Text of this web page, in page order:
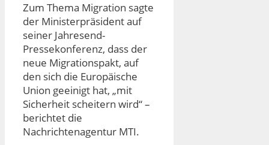
Zum Thema Migration sagte
der Ministerpräsident auf
seiner Jahresend-
Pressekonferenz, dass der
neue Migrationspakt, auf
den sich die Europäische
Union geeinigt hat, „mit
Sicherheit scheitern wird“ –
berichtet die
Nachrichtenagentur MTI.